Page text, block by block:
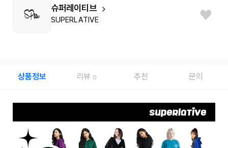
슈퍼레이티브
SUPERLATIVE
상품정보 리뷰 0 추천 문의